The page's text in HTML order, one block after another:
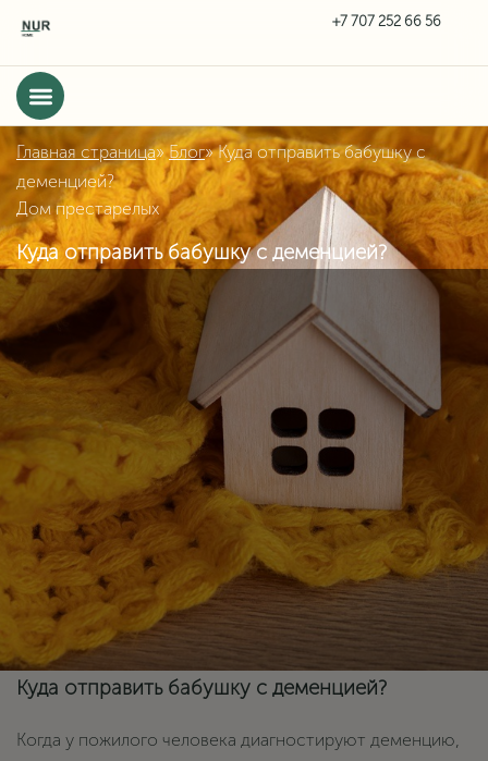
Главная страница»Блог»Куда отправить бабушку с
деменцией?
Дом престарелых
Куда отправить бабушку с деменцией?
Куда отправить бабушку с деменцией?
Когда у пожилого человека диагностируют деменцию,